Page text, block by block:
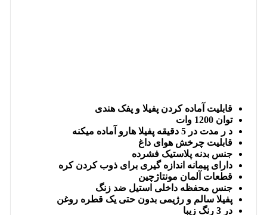
قابلیت آماده کردن پفیلا و پفک هندی
توان 1200 وات
د ر مدت در 5 دقیقه پفیلا هارو آماده میکنه
قابلیت چرخش هوای داغ
جنس بدنه پلاستیک فشرده
دارای پیمانه اندازه گیری برای ذوب کردن کره
قطعات آلمان مونتاژچین
جنس محفظه داخلی استیل ضد زنگ
پفیلا سالم و رژیمی بدون حتی یک قطره روغن
در 3 رنگ زیبا